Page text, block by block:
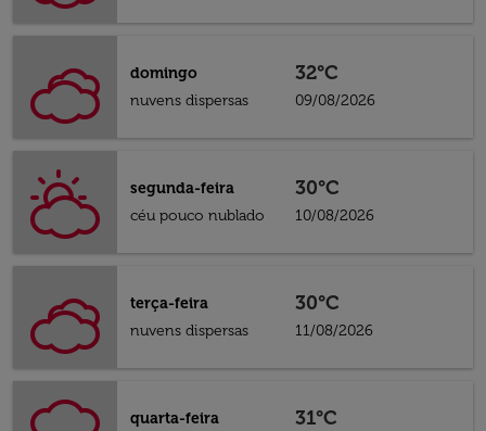
domingo
nuvens dispersas
32°C
09/08/2026
segunda-feira
céu pouco nublado
30°C
10/08/2026
terça-feira
nuvens dispersas
30°C
11/08/2026
quarta-feira
31°C